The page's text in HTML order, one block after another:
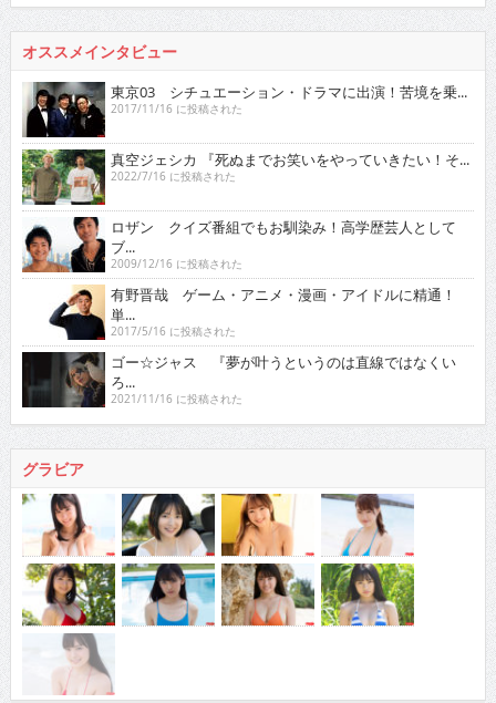
オススメインタビュー
東京03 シチュエーション・ドラマに出演！苦境を乗...
2017/11/16 に投稿された
真空ジェシカ 『死ぬまでお笑いをやっていきたい！そ...
2022/7/16 に投稿された
ロザン クイズ番組でもお馴染み！高学歴芸人として
ブ...
2009/12/16 に投稿された
有野晋哉 ゲーム・アニメ・漫画・アイドルに精通！
単...
2017/5/16 に投稿された
ゴー☆ジャス 『夢が叶うというのは直線ではなくい
ろ...
2021/11/16 に投稿された
グラビア